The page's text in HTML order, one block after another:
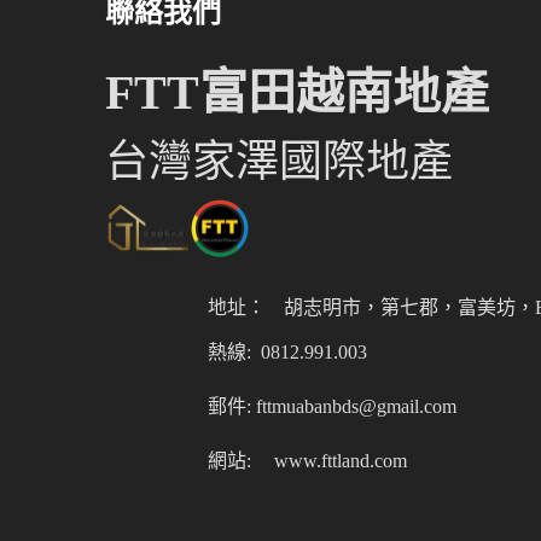
聯絡我們
FTT富田越南地產
台灣家澤國際地產
地址： 胡志明市，第七郡，富美坊，
熱線: 0812.991.003
郵件: fttmuabanbds@gmail.com
網站: www.fttland.com